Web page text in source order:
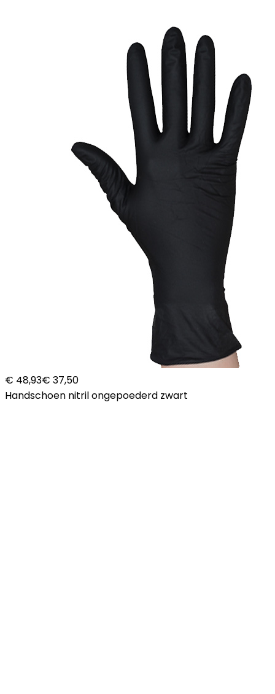
€ 48,93€ 37,50
Handschoen nitril ongepoederd zwart